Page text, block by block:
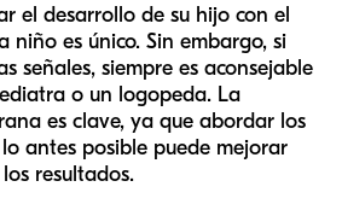
el desarrollo de su hijo con el
niño es único. Sin embargo, si
señales, siempre es aconsejable
o un logopeda. La
es clave, ya que abordar los
antes posible puede mejorar
resultados.